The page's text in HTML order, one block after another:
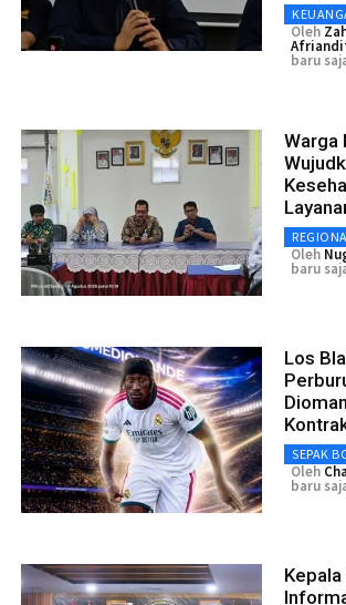
Oleh
baru
Warga
Oleh
baru
Los
SEPAK
Oleh
baru
Kepala